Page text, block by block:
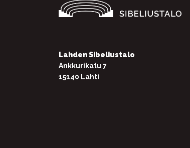
Lahden Sibeliustalo
Ankkurikatu 7
15140 Lahti